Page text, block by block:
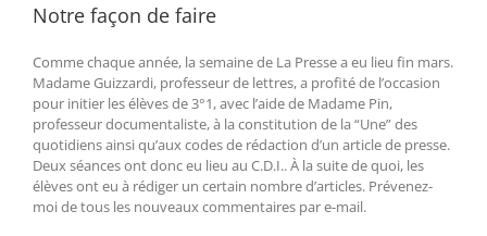
Notre façon de faire
Comme chaque année, la semaine de La Presse a eu lieu fin mars.
Madame Guizzardi, professeur de lettres, a profité de l’occasion
pour initier les élèves de 3°1, avec l’aide de Madame Pin,
professeur documentaliste, à la constitution de la “Une” des
quotidiens ainsi qu’aux codes de rédaction d’un article de presse.
Deux séances ont donc eu lieu au C.D.I.. À la suite de quoi, les
élèves ont eu à rédiger un certain nombre d’articles. Prévenez-
moi de tous les nouveaux commentaires par e-mail.